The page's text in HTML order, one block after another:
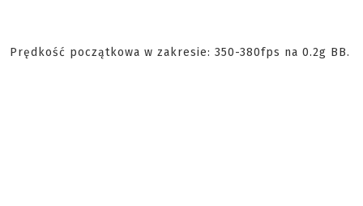
Prędkość początkowa w zakresie: 350-380fps na 0.2g BB.